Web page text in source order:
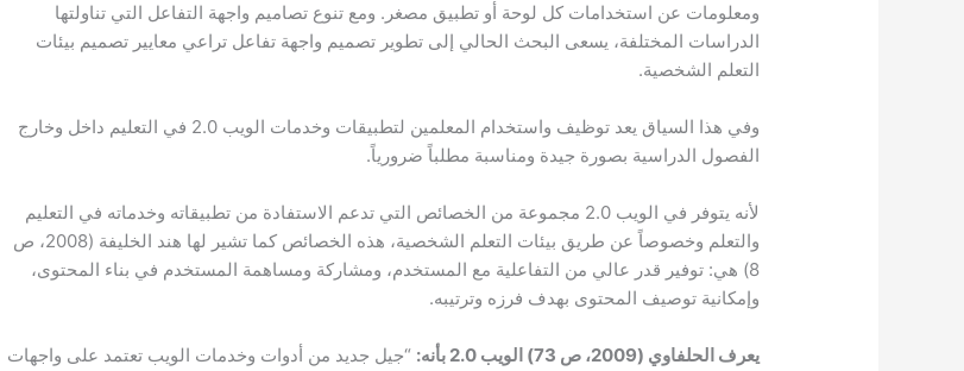
ومعلومات عن استخدامات كل لوحة أو تطبيق مصغر. ومع تنوع تصاميم واجهة التفاعل التي تناولتها
الدراسات المختلفة، يسعى البحث الحالي إلى تطوير تصميم واجهة تفاعل تراعي معايير تصميم بيئات
التعلم الشخصية.
وفي هذا السياق يعد توظيف واستخدام المعلمين لتطبيقات وخدمات الويب 2.0 في التعليم داخل وخارج
الفصول الدراسية بصورة جيدة ومناسبة مطلباً ضرورياً.
لأنه يتوفر في الويب 2.0 مجموعة من الخصائص التي تدعم الاستفادة من تطبيقاته وخدماته في التعليم
والتعلم وخصوصاً عن طريق بيئات التعلم الشخصية، هذه الخصائص كما تشير لها هند الخليفة (2008، ص
8) هي: توفير قدر عالي من التفاعلية مع المستخدم، ومشاركة ومساهمة المستخدم في بناء المحتوى،
وإمكانية توصيف المحتوى بهدف فرزه وترتيبه.
يعرف الحلفاوي (2009، ص 73) الويب 2.0 بأنه:
“جيل جديد من أدوات وخدمات الويب تعتمد على واجهات